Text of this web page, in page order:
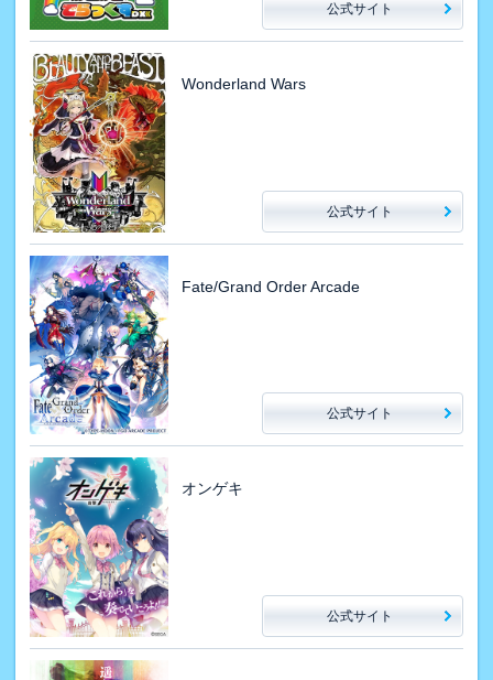
公式サイト
Wonderland Wars
公式サイト
Fate/Grand Order Arcade
公式サイト
オンゲキ
公式サイト